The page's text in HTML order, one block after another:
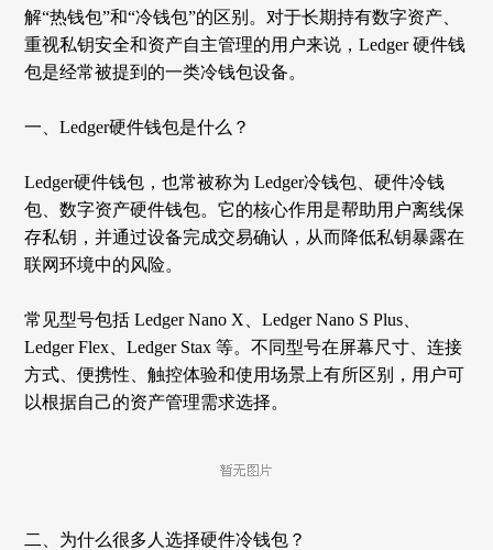
解“热钱包”和“冷钱包”的区别。对于长期持有数字资产、
重视私钥安全和资产自主管理的用户来说，Ledger 硬件钱
包是经常被提到的一类冷钱包设备。
一、Ledger硬件钱包是什么？
Ledger硬件钱包，也常被称为 Ledger冷钱包、硬件冷钱
包、数字资产硬件钱包。它的核心作用是帮助用户离线保
存私钥，并通过设备完成交易确认，从而降低私钥暴露在
联网环境中的风险。
常见型号包括 Ledger Nano X、Ledger Nano S Plus、
Ledger Flex、Ledger Stax 等。不同型号在屏幕尺寸、连接
方式、便携性、触控体验和使用场景上有所区别，用户可
以根据自己的资产管理需求选择。
二、为什么很多人选择硬件冷钱包？